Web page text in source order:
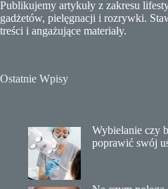
Publikujemy artykuły z zakresu
gadżetów, pielęgnacji i rozrywki.
treści i angażujące materiały.
Ostatnie Wpisy
Wybielanie czy
poprawić swój